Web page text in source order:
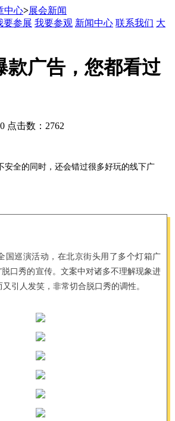
中心>展会新闻
要参展 我要参观 新闻中心 联系我们 大
款广告，您都看过
点击数：2762
安全的同时，还会错过很多好玩的线下广
国巡演活动，在北京街头用了多个灯箱广
脱口秀的宣传。文案中对诸多不理解现象进
引人发笑，非常切合脱口秀的调性。